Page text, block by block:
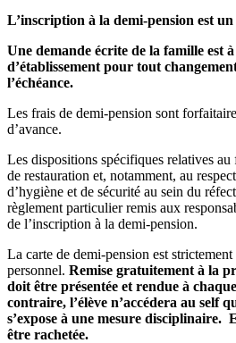
L’inscription à la demi-pension est
Une demande écrite de la famille est
d’établissement pour tout
l’échéance.
Les frais de demi-pension sont
d’avance.
Les dispositions spécifiques relatives
de restauration et, notamment, au
d’hygiène et de sécurité au sein du
règlement particulier remis aux
de l’inscription à la demi-pension.
La carte de demi-pension est
personnel. Remise gratuitement à la
doit être présentée et rendue à
contraire, l’élève n’accédera au self
s’expose à une mesure disciplinaire.
être rachetée.